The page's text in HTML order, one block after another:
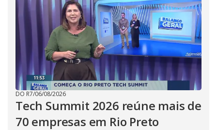
DO R7/06/08/2026
Tech Summit 2026 reúne mais de
70 empresas em Rio Preto